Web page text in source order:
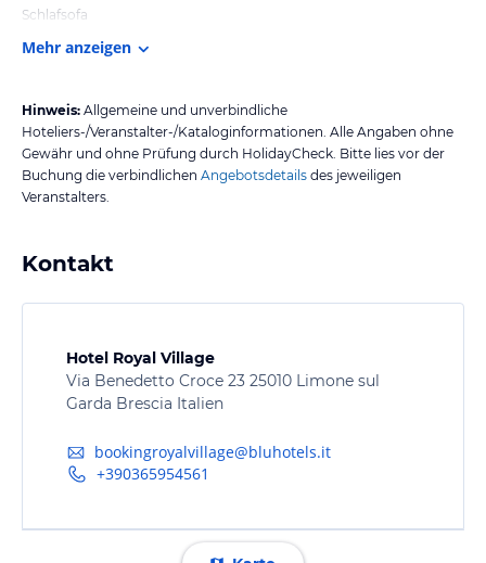
Schlafsofa
Mehr anzeigen
Hinweis: Allgemeine und unverbindliche
Hoteliers-/Veranstalter-/Kataloginformationen. Alle Angaben ohne
Gewähr und ohne Prüfung durch HolidayCheck. Bitte lies vor der
Buchung die verbindlichen Angebotsdetails des jeweiligen
Veranstalters.
Kontakt
Hotel Royal Village
Via Benedetto Croce 23 25010 Limone sul
Garda Brescia Italien
bookingroyalvillage@bluhotels.it
+390365954561